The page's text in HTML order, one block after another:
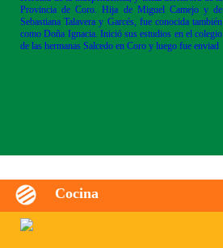
Provincia de Coro. Hija de Miguel Camejo y de
Sebastiana Talavera y Garcés, fue conocida también
como Doña Ignacia. Inició sus estudios en el colegio
de las hermanas Salcedo en Coro y luego fue enviad
Cocina